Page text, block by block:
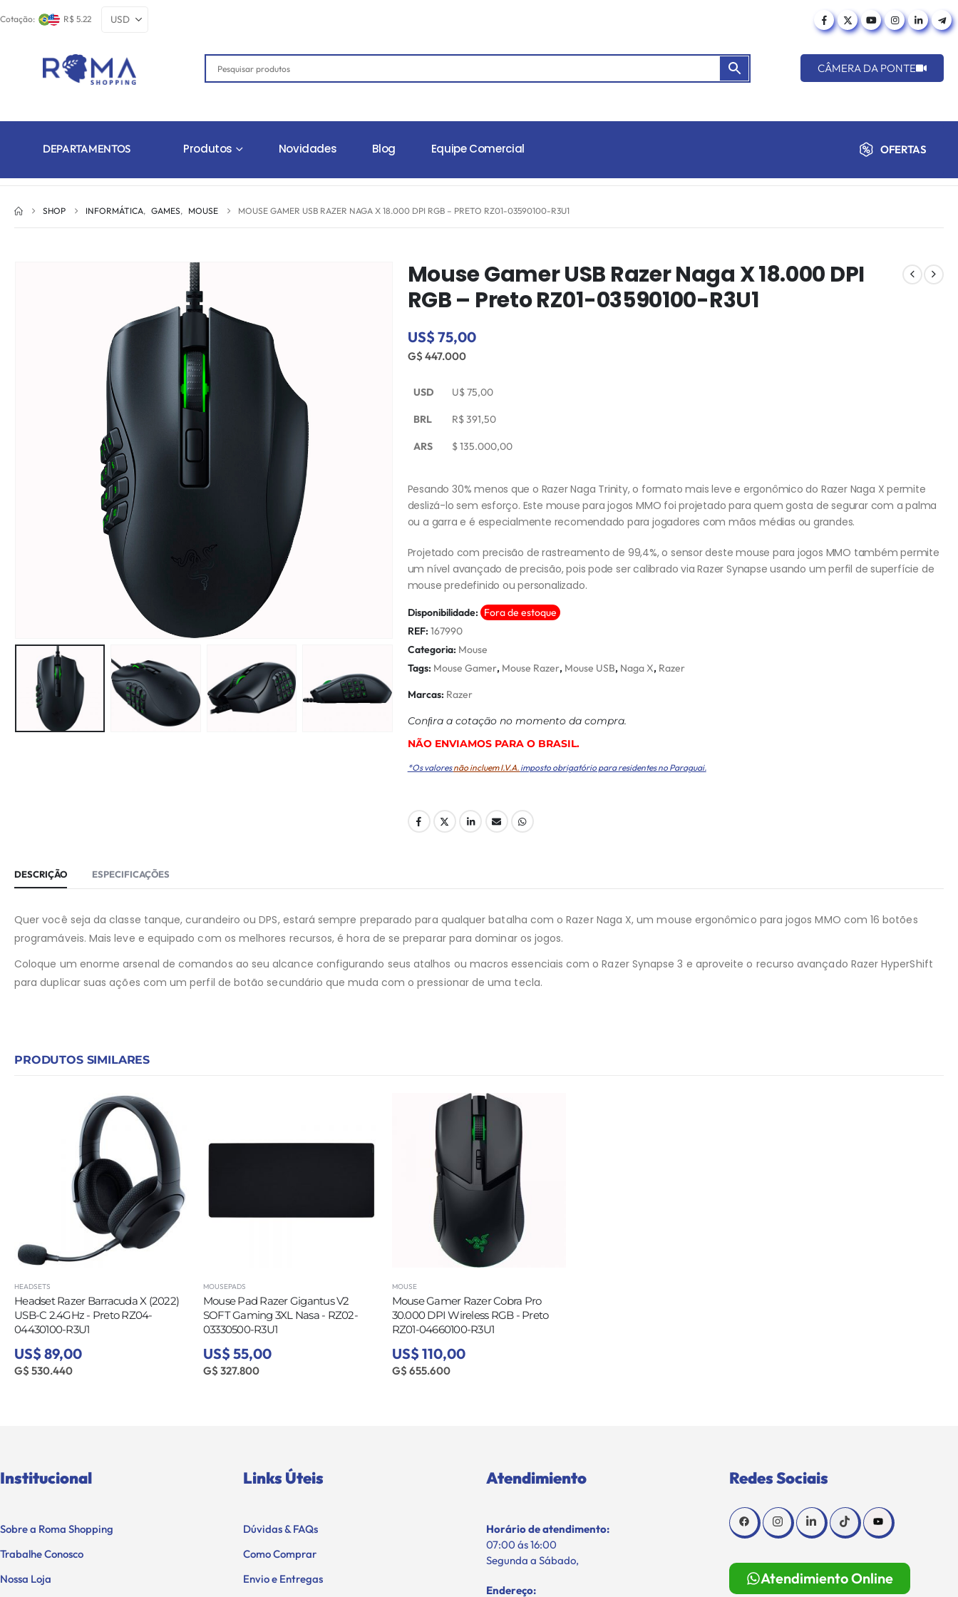
Cotação: R$ 5.22
CÂMERA DA PONTE
DEPARTAMENTOS Produtos Novidades Blog Equipe Comercial OFERTAS
SHOP INFORMÁTICA, GAMES, MOUSE MOUSE GAMER USB RAZER NAGA X 18.000 DPI RGB – PRETO RZ01-03590100-R3U1
Mouse Gamer USB Razer Naga X 18.000 DPI
RGB – Preto RZ01-03590100-R3U1
US$ 75,00
G$ 447.000
USD U$75,00
BRL R$391,50
ARS $135.000,00
Pesando 30% menos que o Razer Naga Trinity, o formato mais leve e ergonômico do Razer Naga X permite
deslizá-lo sem esforço. Este mouse para jogos MMO foi projetado para quem gosta de segurar com a palma
ou a garra e é especialmente recomendado para jogadores com mãos médias ou grandes.
Projetado com precisão de rastreamento de 99,4%, o sensor deste mouse para jogos MMO também permite
um nível avançado de precisão, pois pode ser calibrado via Razer Synapse usando um perfil de superfície de
mouse predefinido ou personalizado.
Disponibilidade: Fora de estoque
REF: 167990
Categoria: Mouse
Tags: Mouse Gamer, Mouse Razer, Mouse USB, Naga X, Razer
Marcas: Razer
Conﬁra a cotação no momento da compra.
NÃO ENVIAMOS PARA O BRASIL.
*Os valoresnão incluem I.V.A. imposto obrigatório para residentes no Paraguai.
DESCRIÇÃO ESPECIFICAÇÕES
Quer você seja da classe tanque, curandeiro ou DPS, estará sempre preparado para qualquer batalha com o Razer Naga X, um mouse ergonômico para jogos MMO com 16 botões
programáveis. Mais leve e equipado com os melhores recursos, é hora de se preparar para dominar os jogos.
Coloque um enorme arsenal de comandos ao seu alcance configurando seus atalhos ou macros essenciais com o Razer Synapse 3 e aproveite o recurso avançado Razer HyperShift
para duplicar suas ações com um perfil de botão secundário que muda com o pressionar de uma tecla.
PRODUTOS SIMILARES
HEADSETS
Headset Razer Barracuda X (2022)
USB-C 2.4GHz - Preto RZ04-
04430100-R3U1
US$ 89,00
G$ 530.440
MOUSEPADS
Mouse Pad Razer Gigantus V2
SOFT Gaming 3XL Nasa - RZ02-
03330500-R3U1
US$ 55,00
G$ 327.800
MOUSE
Mouse Gamer Razer Cobra Pro
30.000 DPI Wireless RGB - Preto
RZ01-04660100-R3U1
US$ 110,00
G$ 655.600
Institucional
Sobre a Roma Shopping
Trabalhe Conosco
Nossa Loja
Links Úteis
Dúvidas & FAQs
Como Comprar
Envio e Entregas
Atendimiento
Horário de atendimento:
07:00 ás 16:00
Segunda a Sábado,
Endereço:
Redes Sociais
Atendimiento Online